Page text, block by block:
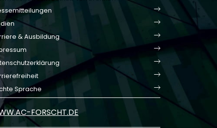
& Ausbildung
Sprache
FORSCHT.DE